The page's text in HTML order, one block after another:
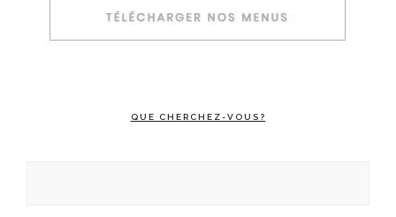
QUE CHERCHEZ-VOUS?